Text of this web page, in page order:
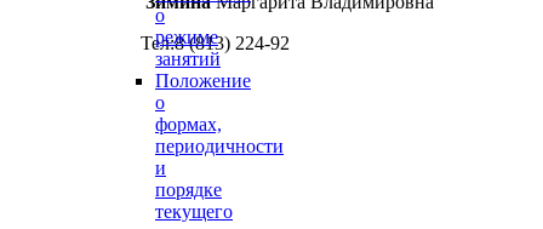
Тел:8 (813) 224-92
о
режиме
занятий
Положение
о
формах,
периодичности
и
порядке
текущего